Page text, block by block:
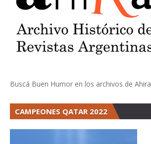
Buscá Buen Humor en los archivos de Ahira
CAMPEONES QATAR 2022